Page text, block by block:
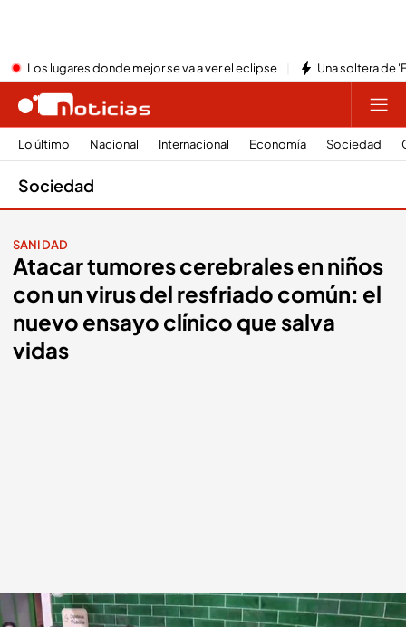
Los lugares donde mejor se va a ver el eclipse Una soltera de
Lo último Nacional Internacional Economía Sociedad
Sociedad
SANIDAD
Atacar tumores cerebrales en niños
con un virus del resfriado común: el
nuevo ensayo clínico que salva
vidas
El meduloblastoma es muy común en niños.IMAGEN: David Pérez